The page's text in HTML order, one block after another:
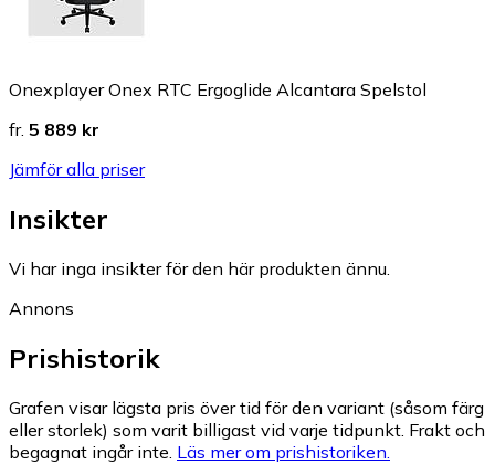
Onexplayer Onex RTC Ergoglide Alcantara Spelstol
fr. 5 889 kr
Jämför alla priser
Insikter
Vi har inga insikter för den här produkten ännu.
Annons
Prishistorik
Grafen visar lägsta pris över tid för den variant (såsom färg
eller storlek) som varit billigast vid varje tidpunkt. Frakt och
begagnat ingår inte. Läs mer om prishistoriken.